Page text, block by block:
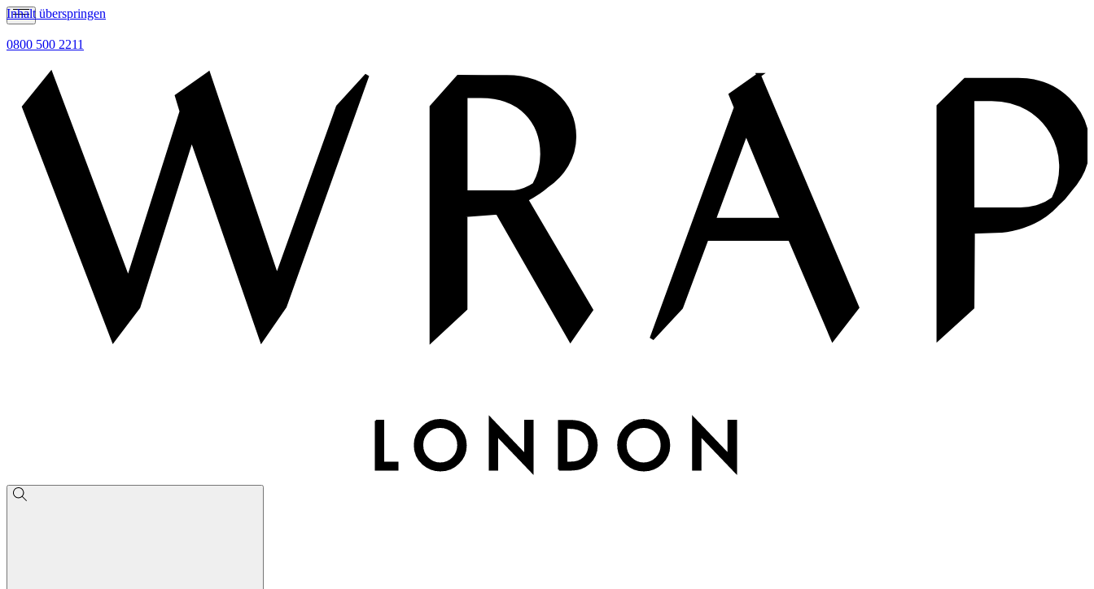
Inhalt überspringen
0800 500 2211